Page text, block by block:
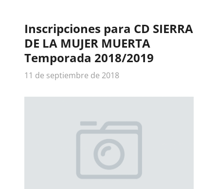
Inscripciones para CD SIERRA
DE LA MUJER MUERTA
Temporada 2018/2019
11 de septiembre de 2018